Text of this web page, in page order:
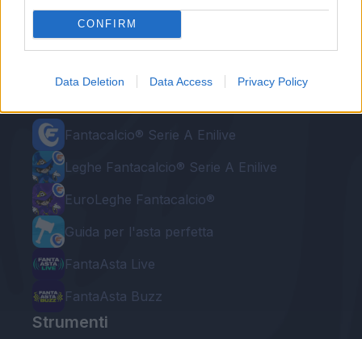
CONFIRM
Data Deletion Data Access Privacy Policy
Fantacalcio® Serie A Enilive
Leghe Fantacalcio® Serie A Enilive
EuroLeghe Fantacalcio®
Guida per l'asta perfetta
FantaAsta Live
FantaAsta Buzz
Strumenti